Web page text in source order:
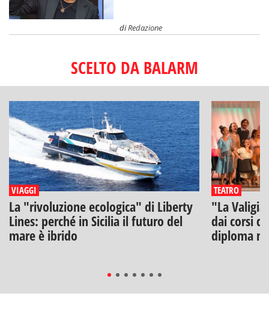
diRedazione
SCELTO DA BALARM
VIAGGI
La "rivoluzione ecologica" di Liberty
Lines: perché in Sicilia il futuro del
mare è ibrido
TEATRO
"La
dai corsi
diploma